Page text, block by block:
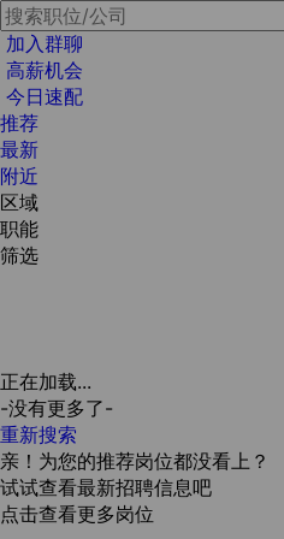
加入群聊
高薪机会
今日速配
推荐
最新
附近
区域
职能
筛选
正在加载...
-没有更多了-
重新搜索
亲！为您的推荐岗位都没看上？
试试查看最新招聘信息吧
点击查看更多岗位